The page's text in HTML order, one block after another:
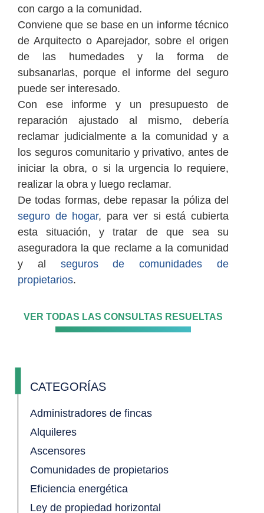
con cargo a la comunidad.
Conviene que se base en un informe técnico
de Arquitecto o Aparejador, sobre el origen
de las humedades y la forma de
subsanarlas, porque el informe del seguro
puede ser interesado.
Con ese informe y un presupuesto de
reparación ajustado al mismo, debería
reclamar judicialmente a la comunidad y a
los seguros comunitario y privativo, antes de
iniciar la obra, o si la urgencia lo requiere,
realizar la obra y luego reclamar.
De todas formas, debe repasar la póliza del
seguro de hogar, para ver si está cubierta
esta situación, y tratar de que sea su
aseguradora la que reclame a la comunidad
y al seguros de comunidades de
propietarios.
VER TODAS LAS CONSULTAS RESUELTAS
CATEGORÍAS
Administradores de fincas
Alquileres
Ascensores
Comunidades de propietarios
Eficiencia energética
Ley de propiedad horizontal